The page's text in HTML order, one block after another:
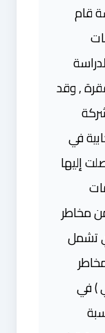
قام
الاستبانة من( 45) فقرة , وقد
من (77) شركة
في
إليها
مخاطر
تشمل
) في